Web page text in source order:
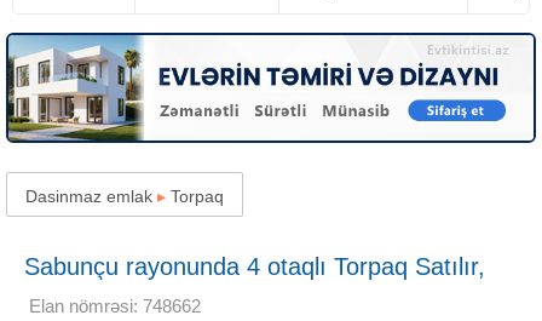
Dasinmaz emlak ▸ Torpaq
Sabunçu rayonunda 4 otaqlı Torpaq Satılır,
24 sot
Elan nömrəsi: 748662